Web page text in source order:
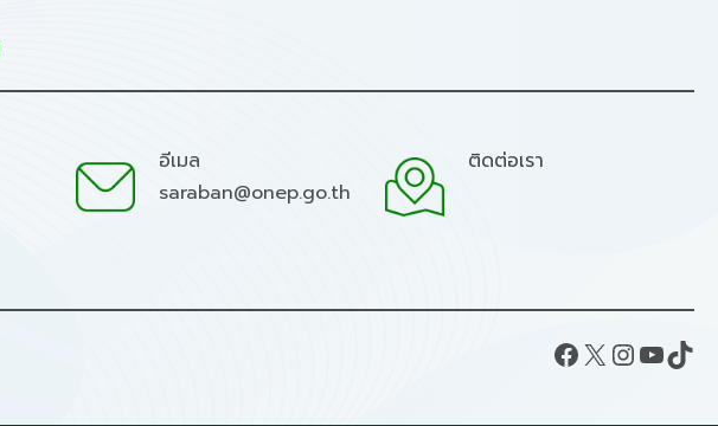
อีเมล
saraban@onep.go.th
ติดต่อเรา
Facebook X InstagramYouTube TikTok